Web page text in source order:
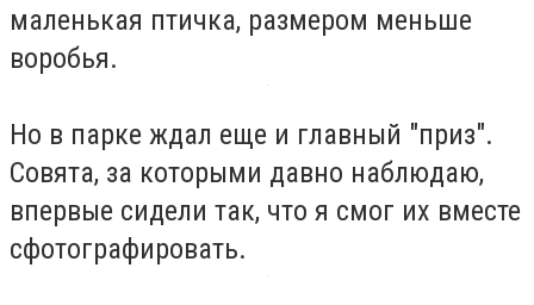
маленькая птичка, размером меньше
воробья.
Но в парке ждал еще и главный "приз".
Совята, за которыми давно наблюдаю,
впервые сидели так, что я смог их вместе
сфотографировать.